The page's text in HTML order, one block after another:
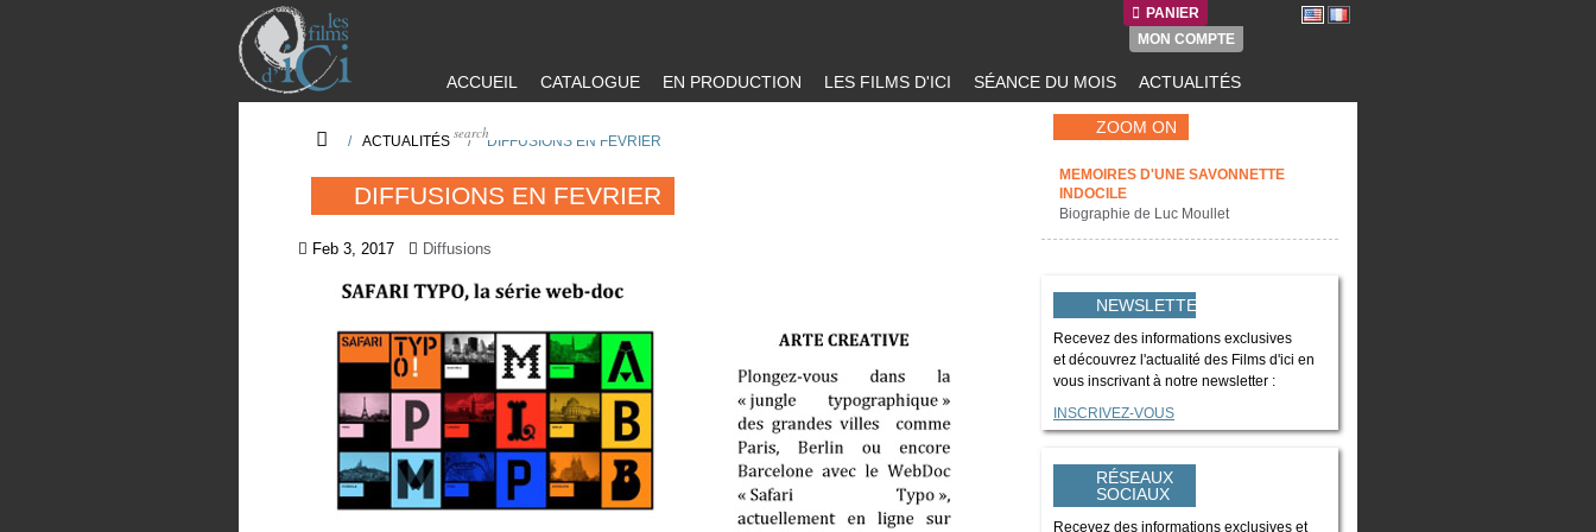
PANIER
MON COMPTE
ACCUEIL CATALOGUE EN PRODUCTION LES FILMS D'ICI SÉANCE DU MOIS ACTUALITÉS
/ ACTUALITÉS / DIFFUSIONS EN FEVRIER
DIFFUSIONS EN FEVRIER
Feb 3, 2017 Diffusions
ZOOM ON
MEMOIRES D'UNE SAVONNETTE
INDOCILE
Biographie de Luc Moullet
NEWSLETTER
Recevez des informations exclusives
et découvrez l'actualité des Films d'ici en
vous inscrivant à notre newsletter :
INSCRIVEZ-VOUS
RÉSEAUX
SOCIAUX
Recevez des informations exclusives et